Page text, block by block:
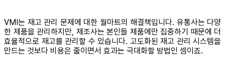
VMI는 재고 관리 문제에 대한 월마트의 해결책입니다. 유통사는 다양
한 제품을 관리하지만, 제조사는 본인들 제품에만 집중하기 때문에 더
효율적으로 재고를 관리할 수 있습니다. 고도화된 재고 관리 시스템을
만드는 것보다 비용은 줄이면서 효과는 극대화할 방법인 셈이죠.